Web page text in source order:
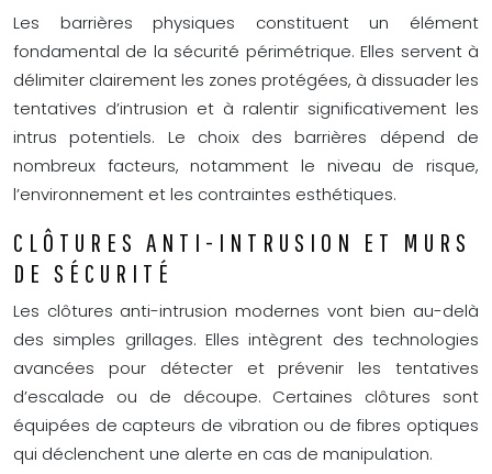
Les barrières physiques constituent un élément
fondamental de la sécurité périmétrique. Elles servent à
délimiter clairement les zones protégées, à dissuader les
tentatives d’intrusion et à ralentir significativement les
intrus potentiels. Le choix des barrières dépend de
nombreux facteurs, notamment le niveau de risque,
l’environnement et les contraintes esthétiques.
CLÔTURES ANTI-INTRUSION ET MURS
DE SÉCURITÉ
Les clôtures anti-intrusion modernes vont bien au-delà
des simples grillages. Elles intègrent des technologies
avancées pour détecter et prévenir les tentatives
d’escalade ou de découpe. Certaines clôtures sont
équipées de capteurs de vibration ou de fibres optiques
qui déclenchent une alerte en cas de manipulation.